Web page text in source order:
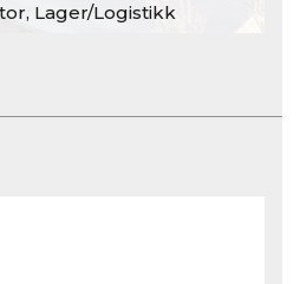
Lager/Logistikk